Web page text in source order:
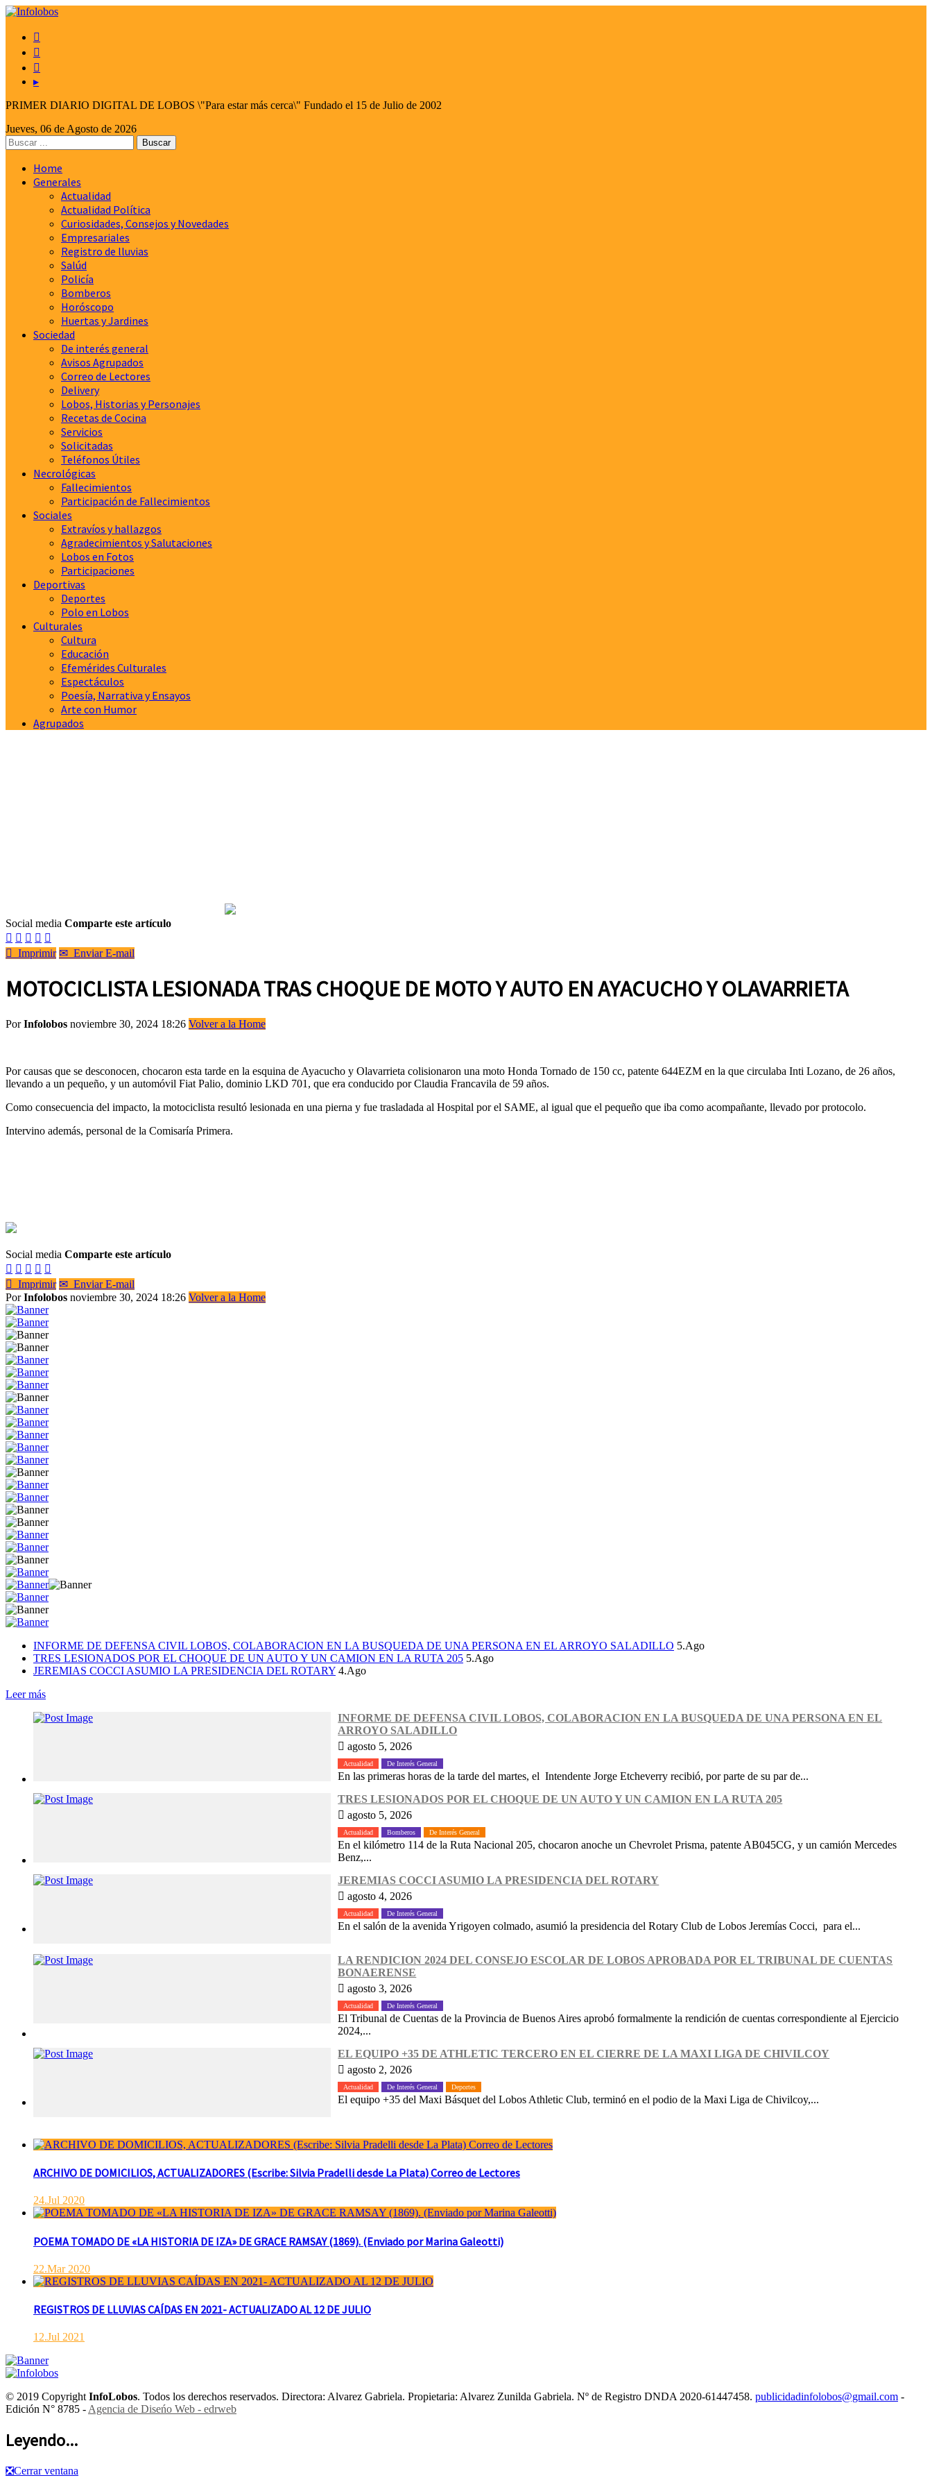



▸
PRIMER DIARIO DIGITAL DE LOBOS \"Para estar más cerca\" Fundado el 15 de Julio de 2002
Jueves, 06 de Agosto de 2026
Home
Generales
Actualidad
Actualidad Política
Curiosidades, Consejos y Novedades
Empresariales
Registro de lluvias
Salúd
Policía
Bomberos
Horóscopo
Huertas y Jardines
Sociedad
De interés general
Avisos Agrupados
Correo de Lectores
Delivery
Lobos, Historias y Personajes
Recetas de Cocina
Servicios
Solicitadas
Teléfonos Útiles
Necrológicas
Fallecimientos
Participación de Fallecimientos
Sociales
Extravíos y hallazgos
Agradecimientos y Salutaciones
Lobos en Fotos
Participaciones
Deportivas
Deportes
Polo en Lobos
Culturales
Cultura
Educación
Efemérides Culturales
Espectáculos
Poesía, Narrativa y Ensayos
Arte con Humor
Agrupados
Social media Comparte este artículo
    
 Imprimir ✉ Enviar E-mail
MOTOCICLISTA LESIONADA TRAS CHOQUE DE MOTO Y AUTO EN AYACUCHO Y OLAVARRIETA
PorInfolobos noviembre 30, 2024 18:26 Volver a la Home
Por causas que se desconocen, chocaron esta tarde en la esquina de Ayacucho y Olavarrieta colisionaron una moto Honda Tornado de 150 cc, patente 644EZM en la que circulaba Inti Lozano, de 26 años,
llevando a un pequeño, y un automóvil Fiat Palio, dominio LKD 701, que era conducido por Claudia Francavila de 59 años.
Como consecuencia del impacto, la motociclista resultó lesionada en una pierna y fue trasladada al Hospital por el SAME, al igual que el pequeño que iba como acompañante, llevado por protocolo.
Intervino además, personal de la Comisaría Primera.
Social media Comparte este artículo
    
 Imprimir ✉ Enviar E-mail
PorInfolobos noviembre 30, 2024 18:26 Volver a la Home
INFORME DE DEFENSA CIVIL LOBOS, COLABORACION EN LA BUSQUEDA DE UNA PERSONA EN EL ARROYO SALADILLO 5.Ago
TRES LESIONADOS POR EL CHOQUE DE UN AUTO Y UN CAMION EN LA RUTA 205 5.Ago
JEREMIAS COCCI ASUMIO LA PRESIDENCIA DEL ROTARY 4.Ago
Leer más
INFORME DE DEFENSA CIVIL LOBOS, COLABORACION EN LA BUSQUEDA DE UNA PERSONA EN EL
ARROYO SALADILLO
agosto 5, 2026
Actualidad De Interés General
En las primeras horas de la tarde del martes, el Intendente Jorge Etcheverry recibió, por parte de su par de...
TRES LESIONADOS POR EL CHOQUE DE UN AUTO Y UN CAMION EN LA RUTA 205
agosto 5, 2026
Actualidad Bomberos De Interés General
En el kilómetro 114 de la Ruta Nacional 205, chocaron anoche un Chevrolet Prisma, patente AB045CG, y un camión Mercedes
Benz,...
JEREMIAS COCCI ASUMIO LA PRESIDENCIA DEL ROTARY
agosto 4, 2026
Actualidad De Interés General
En el salón de la avenida Yrigoyen colmado, asumió la presidencia del Rotary Club de Lobos Jeremías Cocci, para el...
LA RENDICION 2024 DEL CONSEJO ESCOLAR DE LOBOS APROBADA POR EL TRIBUNAL DE CUENTAS
BONAERENSE
agosto 3, 2026
Actualidad De Interés General
El Tribunal de Cuentas de la Provincia de Buenos Aires aprobó formalmente la rendición de cuentas correspondiente al Ejercicio
2024,...
EL EQUIPO +35 DE ATHLETIC TERCERO EN EL CIERRE DE LA MAXI LIGA DE CHIVILCOY
agosto 2, 2026
Actualidad De Interés General Deportes
El equipo +35 del Maxi Básquet del Lobos Athletic Club, terminó en el podio de la Maxi Liga de Chivilcoy,...
ARCHIVO DE DOMICILIOS, ACTUALIZADORES (Escribe: Silvia Pradelli desde La Plata) Correo de Lectores
24.Jul 2020
POEMA TOMADO DE «LA HISTORIA DE IZA» DE GRACE RAMSAY (1869). (Enviado por Marina Galeotti)
22.Mar 2020
REGISTROS DE LLUVIAS CAÍDAS EN 2021- ACTUALIZADO AL 12 DE JULIO
12.Jul 2021
© 2019 CopyrightInfoLobos. Todos los derechos reservados. Directora: Alvarez Gabriela. Propietaria: Alvarez Zunilda Gabriela. Nº de Registro DNDA 2020-61447458. publicidadinfolobos@gmail.com -
Edición N° 8785 -Agencia de Diseńo Web - edrweb
Leyendo...
❎Cerrar ventana